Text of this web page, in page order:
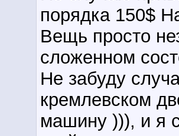
порядка 150$
Вещь просто
сложенном
Не забуду
кремлевском
машину ))), и я